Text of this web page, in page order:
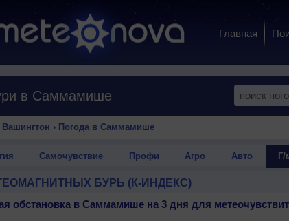
Главная
в Саммамише
Вашингтон › Погода в Саммамише
Самочувствие Профи Агро Авто
БУРЬ (К-ИНДЕКС)
обстановка в Саммамише на 3 дня для